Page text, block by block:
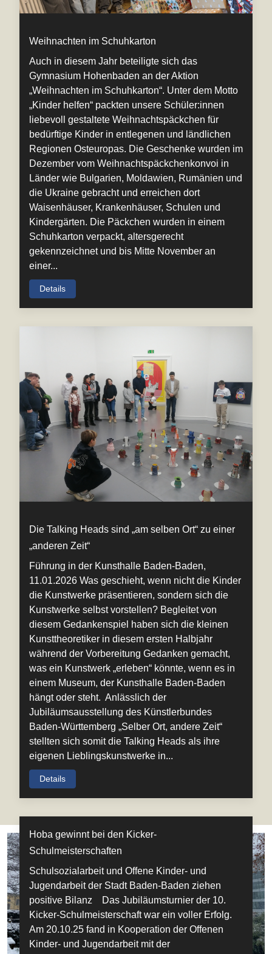
Weihnachten im Schuhkarton
Auch in diesem Jahr beteiligte sich das
Gymnasium Hohenbaden an der Aktion
„Weihnachten im Schuhkarton“. Unter dem Motto
„Kinder helfen“ packten unsere Schüler:innen
liebevoll gestaltete Weihnachtspäckchen für
bedürftige Kinder in entlegenen und ländlichen
Regionen Osteuropas. Die Geschenke wurden im
Dezember vom Weihnachtspäckchenkonvoi in
Länder wie Bulgarien, Moldawien, Rumänien und
die Ukraine gebracht und erreichen dort
Waisenhäuser, Krankenhäuser, Schulen und
Kindergärten. Die Päckchen wurden in einem
Schuhkarton verpackt, altersgerecht
gekennzeichnet und bis Mitte November an
einer...
Details
Die Talking Heads sind „am selben Ort“ zu einer
„anderen Zeit“
Führung in der Kunsthalle Baden-Baden,
11.01.2026 Was geschieht, wenn nicht die Kinder
die Kunstwerke präsentieren, sondern sich die
Kunstwerke selbst vorstellen? Begleitet von
diesem Gedankenspiel haben sich die kleinen
Kunsttheoretiker in diesem ersten Halbjahr
während der Vorbereitung Gedanken gemacht,
was ein Kunstwerk „erleben“ könnte, wenn es in
einem Museum, der Kunsthalle Baden-Baden
hängt oder steht. Anlässlich der
Jubiläumsausstellung des Künstlerbundes
Baden-Württemberg „Selber Ort, andere Zeit“
stellten sich somit die Talking Heads als ihre
eigenen Lieblingskunstwerke in...
Details
Hoba gewinnt bei den Kicker-
Schulmeisterschaften
Schulsozialarbeit und Offene Kinder- und
Jugendarbeit der Stadt Baden-Baden ziehen
positive Bilanz Das Jubiläumsturnier der 10.
Kicker-Schulmeisterschaft war ein voller Erfolg.
Am 20.10.25 fand in Kooperation der Offenen
Kinder- und Jugendarbeit mit der